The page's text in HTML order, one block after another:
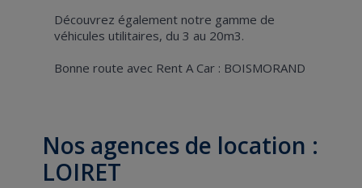
Découvrez également notre gamme de
véhicules utilitaires, du 3 au 20m3.
Bonne route avec Rent A Car : BOISMORAND
Nos agences de location :
LOIRET